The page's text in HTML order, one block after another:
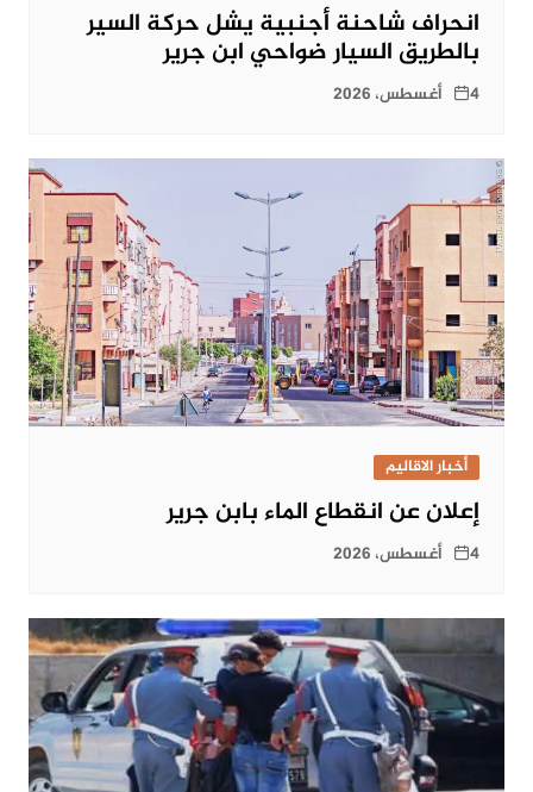
انحراف شاحنة أجنبية يشل حركة السير
بالطريق السيار ضواحي ابن جرير
4 أغسطس، 2026
أخبار الاقاليم
إعلان عن انقطاع الماء بابن جرير
4 أغسطس، 2026